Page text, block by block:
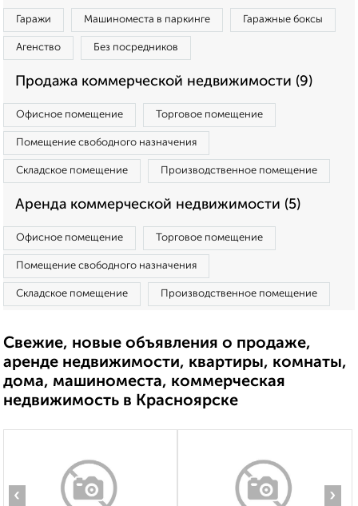
Гаражи Машиноместа в паркинге Гаражные боксы
Агенство Без посредников
Продажа коммерческой недвижимости (9)
Офисное помещение Торговое помещение
Помещение свободного назначения
Складское помещение Производственное помещение
Аренда коммерческой недвижимости (5)
Офисное помещение Торговое помещение
Помещение свободного назначения
Складское помещение Производственное помещение
Свежие, новые объявления о продаже,
аренде недвижимости, квартиры, комнаты,
дома, машиноместа, коммерческая
недвижимость в Красноярске
‹ ›